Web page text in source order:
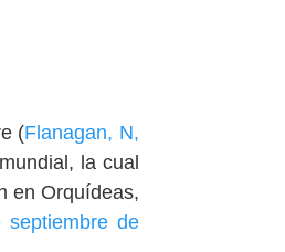
(Flanagan, N,
la cual
en Orquídeas,
septiembre de